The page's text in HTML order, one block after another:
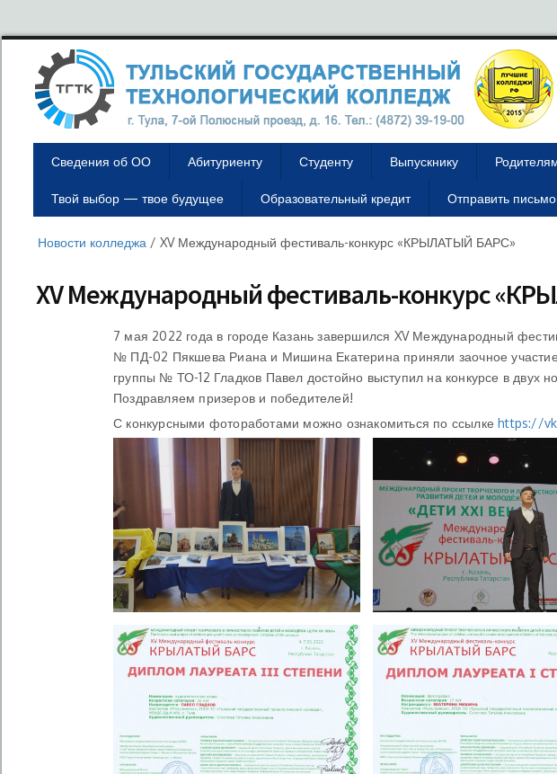
Сведения об ОО Абитуриенту Студенту Выпускнику
Твой выбор — твое будущее Образовательный кредит Отправить письмо
Новости колледжа / XV Международный фестиваль-конкурс «КРЫЛАТЫЙ БАРС»
XV Международный фестиваль-конкурс
7 мая 2022 года в городе Казань завершился XV Международный
№ ПД-02 Пякшева Риана и Мишина Екатерина приняли заочное
группы № ТО-12 Гладков Павел достойно выступил на конкурсе в двух
Поздравляем призеров и победителей!
С конкурсными фотоработами можно ознакомиться по ссылкеhttps://